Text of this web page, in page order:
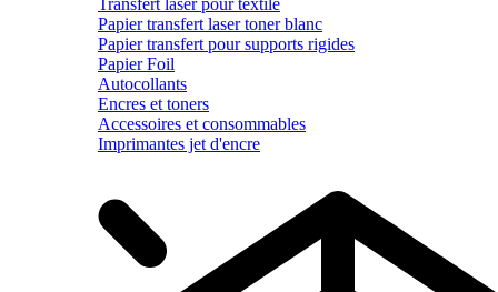
Papier transfert laser toner blanc
Papier transfert pour supports rigides
Papier Foil
Autocollants
Encres et toners
Accessoires et consommables
Imprimantes jet d'encre